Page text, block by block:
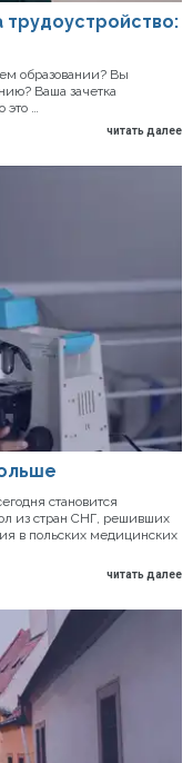
образовании? Вы
Ваша зачетка
…
читать далее
становится
из стран СНГ, решивших
в польских медицинских
читать далее